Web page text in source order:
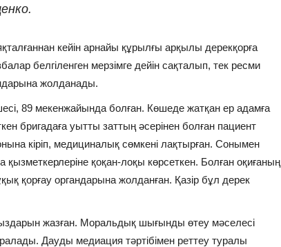
кейін арнайы құрылғы арқылы дерекқорға
белгіленген мерзімге дейін сақталып, тек ресми
жолданады.
89 мекенжайында болған. Көшеде жатқан ер адамға
бригадаға уытты заттың әсерінен болған пациент
кіріп, медициналық сөмкені лақтырған. Сонымен
қызметкерлеріне қоқан-лоқы көрсеткен. Болған оқиғаның
қорғау органдарына жолданған. Қазір бұл дерек
жазған. Моральдық шығынды өтеу мәселесі
Дауды медиация тәртібімен реттеу туралы
Павлодарда қызылшаның 90
пайызы екпе алмаған балалар
арасында...
Тамыз 6, 2026 0 260
Ең көп сырқаттанғандар – 1-4 жас аралығындағы
бүлдіршіндер.